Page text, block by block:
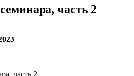
часть 2